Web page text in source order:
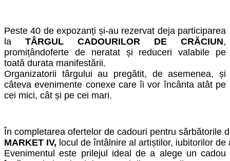
Peste 40 de expozanți și-au rezervat deja participarea
la
TÂRGUL CADOURILOR DE CRĂCIUN,
promițândoferte de neratat
și reduceri valabile pe
toată durata manifestării.
Organizatorii târgului au pregătit, de asemenea, și
câteva evenimente conexe care îi vor încânta atât pe
cei mici, cât și pe cei mari.
În completarea ofertelor de cadouri pentru sărbătorile
MARKET IV, locul de întâlnire al artiștilor, iubitorilor de
Evenimentul este prilejul ideal de a alege un cadou